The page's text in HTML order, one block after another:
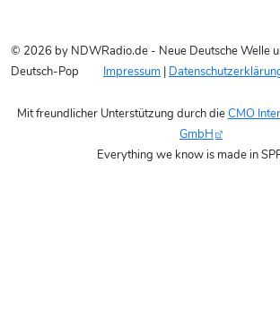
© 2026 by NDWRadio.de - Neue Deutsche Welle
Deutsch-Pop
Impressum |
Mit freundlicher Unterstützung durch dieCMO
GmbH
Everything we know is made in